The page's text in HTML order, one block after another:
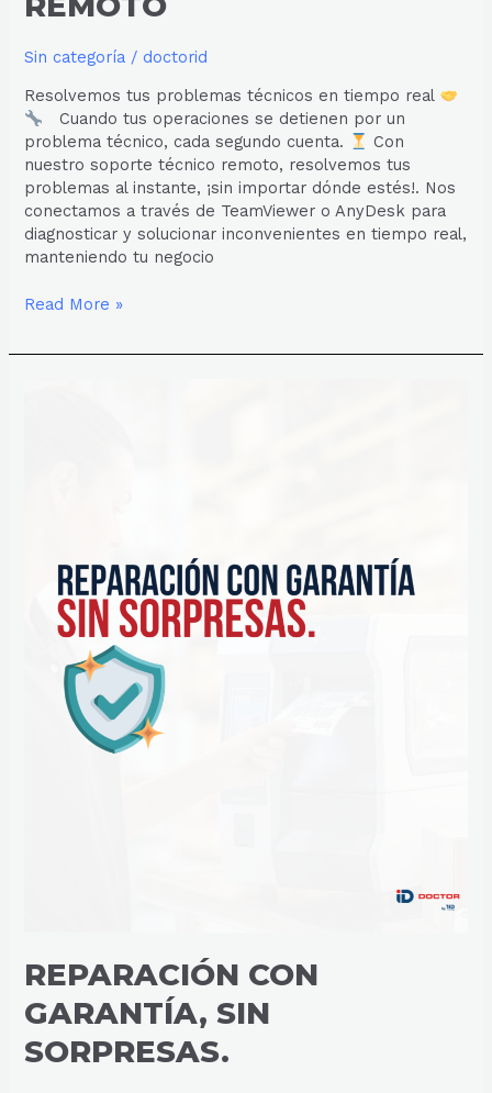
Sin categoría / doctorid
Resolvemos tus problemas técnicos en tiempo real
Cuando tus operaciones se detienen por un
problema técnico, cada segundo cuenta.
Con
nuestro soporte técnico remoto, resolvemos tus
problemas al instante, ¡sin importar dónde estés!. Nos
conectamos a través de TeamViewer o AnyDesk para
diagnosticar y solucionar inconvenientes en tiempo real,
manteniendo tu negocio
Read More »
REPARACIÓN CON
GARANTÍA, SIN
SORPRESAS.